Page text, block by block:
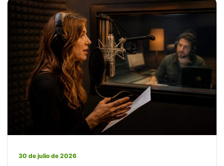
30 de julio de 2026